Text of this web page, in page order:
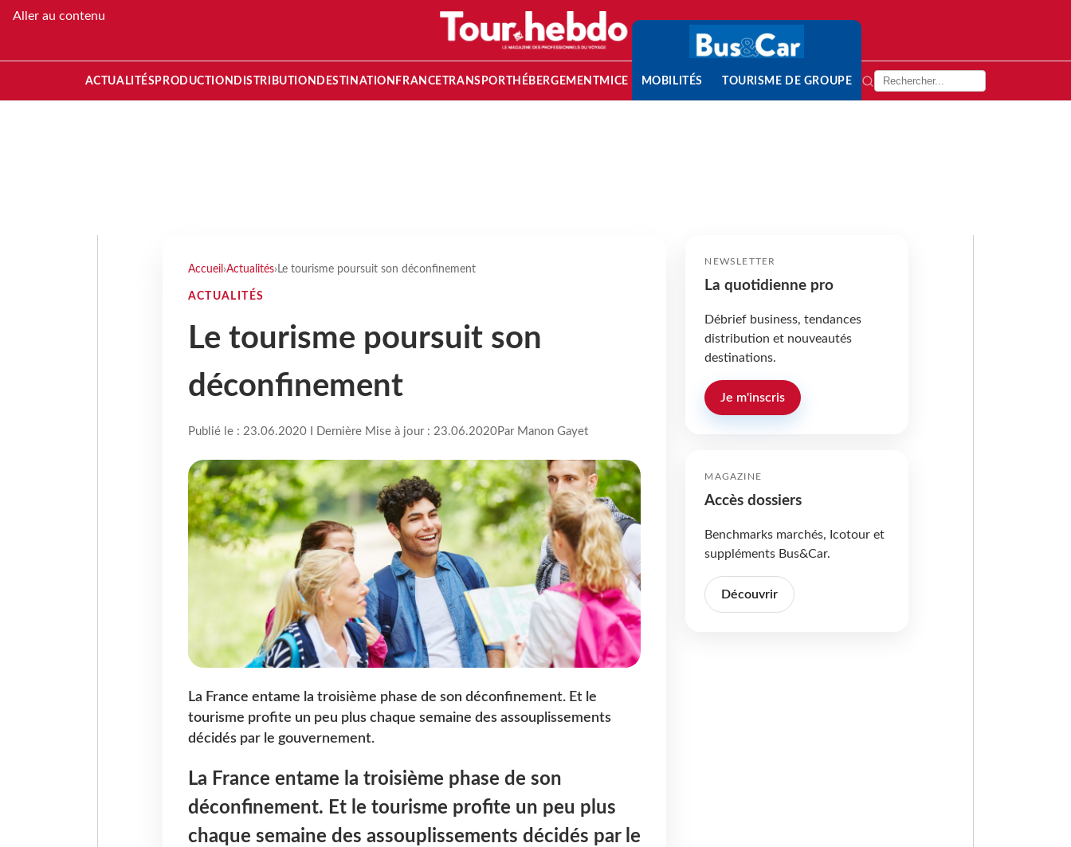
Aller au contenu
ACTUALITÉS PRODUCTION DISTRIBUTION DESTINATION FRANCETRANSPORT HÉBERGEMENTMICE MOBILITÉS TOURISME DE GROUPE
Accueil ›Actualités› Le tourisme poursuit son déconfinement
ACTUALITÉS
Le tourisme poursuit son
déconfinement
Publié le : 23.06.2020 I Dernière Mise à jour : 23.06.2020Par Manon Gayet
La France entame la troisième phase de son déconfinement. Et le
tourisme profite un peu plus chaque semaine des assouplissements
décidés par le gouvernement.
La France entame la troisième phase de son
déconfinement. Et le tourisme profite un peu plus
chaque semaine des assouplissements décidés par le
NEWSLETTER
La quotidienne pro
Débrief business, tendances
distribution et nouveautés
destinations.
Je m'inscris
MAGAZINE
Accès dossiers
Benchmarks marchés, Icotour et
suppléments Bus&Car.
Découvrir